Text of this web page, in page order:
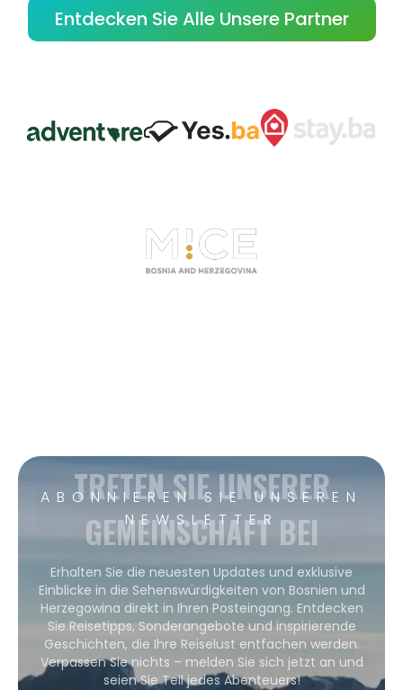
Entdecken Sie Alle Unsere Partner
ABONNIEREN SIE UNSEREN
NEWSLETTER
TRETEN SIE UNSERER
GEMEINSCHAFT BEI
Erhalten Sie die neuesten Updates und exklusive
Einblicke in die Sehenswürdigkeiten von Bosnien und
Herzegowina direkt in Ihren Posteingang. Entdecken
Sie Reisetipps, Sonderangebote und inspirierende
Geschichten, die Ihre Reiselust entfachen werden.
Verpassen Sie nichts – melden Sie sich jetzt an und
seien Sie Teil jedes Abenteuers!